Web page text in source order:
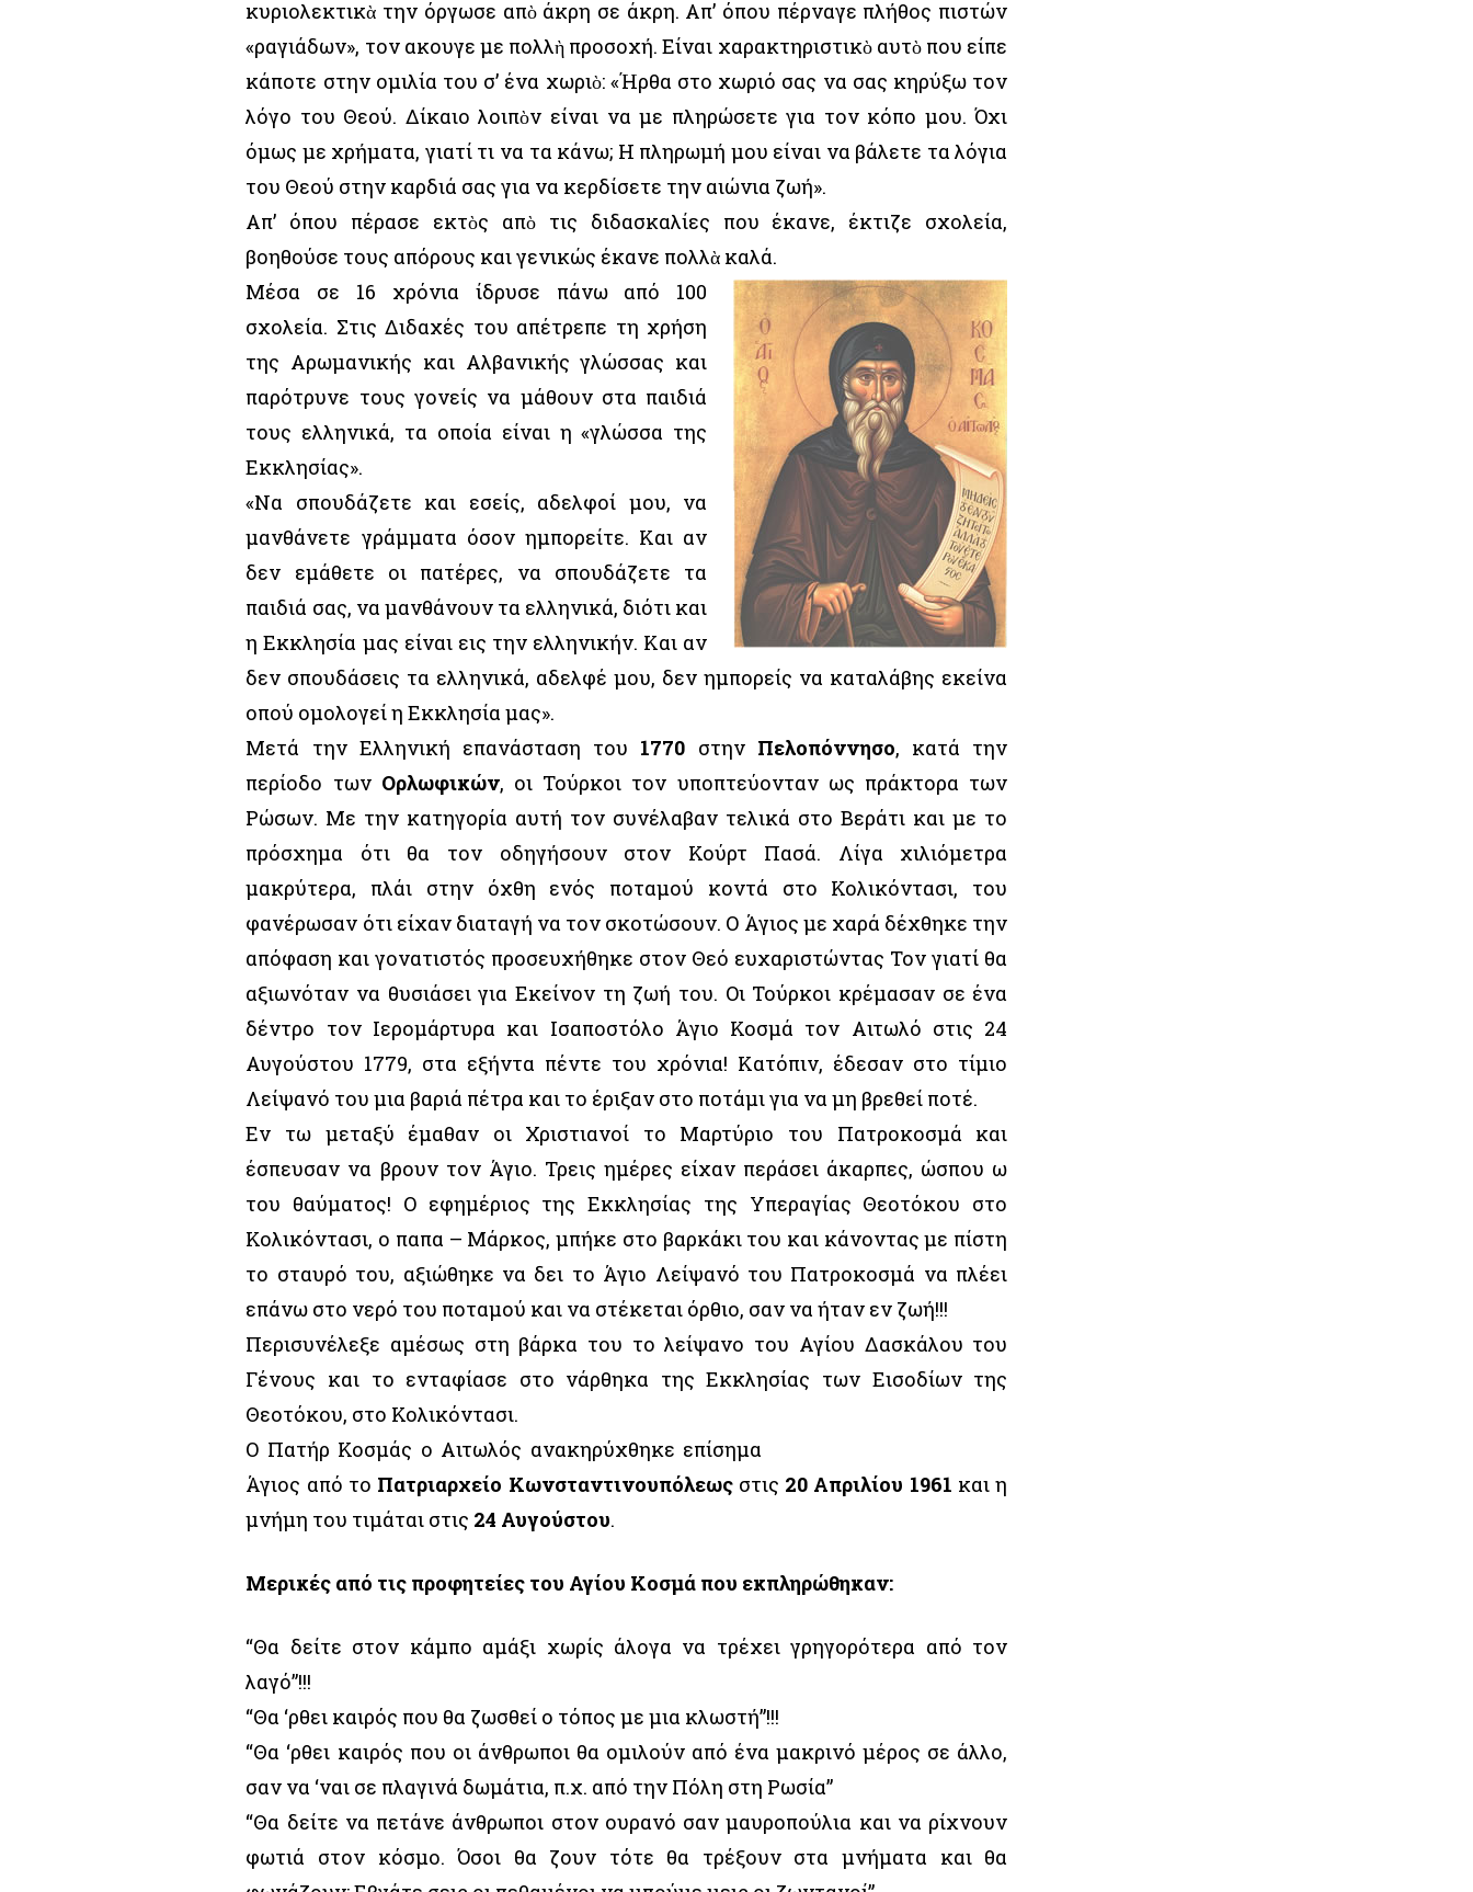
κυριολεκτικὰ την όργωσε απὸ άκρη σε άκρη. Απ’ όπου πέρναγε πλήθος πιστών
«ραγιάδων», τον ακουγε με πολλὴ προσοχή. Είναι χαρακτηριστικὸ αυτὸ που είπε
κάποτε στην ομιλία του σ’ ένα χωριὸ: «Ήρθα στο χωριό σας να σας κηρύξω τον
λόγο του Θεού. Δίκαιο λοιπὸν είναι να με πληρώσετε για τον κόπο μου. Όχι
όμως με χρήματα, γιατί τι να τα κάνω; Η πληρωμή μου είναι να βάλετε τα λόγια
του Θεού στην καρδιά σας για να κερδίσετε την αιώνια ζωή».
Απ’ όπου πέρασε εκτὸς απὸ τις διδασκαλίες που έκανε, έκτιζε σχολεία,
βοηθούσε τους απόρους και γενικώς έκανε πολλὰ καλά.
Μέσα σε 16 χρόνια ίδρυσε πάνω από 100
σχολεία. Στις Διδαχές του απέτρεπε τη χρήση
της Αρωμανικής και Αλβανικής γλώσσας και
παρότρυνε τους γονείς να μάθουν στα παιδιά
τους ελληνικά, τα οποία είναι η «γλώσσα της
Εκκλησίας».
«Να σπουδάζετε και εσείς, αδελφοί μου, να
μανθάνετε γράμματα όσον ημπορείτε. Και αν
δεν εμάθετε οι πατέρες, να σπουδάζετε τα
παιδιά σας, να μανθάνουν τα ελληνικά, διότι και
η Εκκλησία μας είναι εις την ελληνικήν. Και αν
δεν σπουδάσεις τα ελληνικά, αδελφέ μου, δεν ημπορείς να καταλάβης εκείνα
οπού ομολογεί η Εκκλησία μας».
Μετά την Ελληνική επανάσταση του 1770 στην Πελοπόννησο, κατά την
περίοδο των Ορλωφικών, οι Τούρκοι τον υποπτεύονταν ως πράκτορα των
Ρώσων. Με την κατηγορία αυτή τον συνέλαβαν τελικά στο Βεράτι και με το
πρόσχημα ότι θα τον οδηγήσουν στον Κούρτ Πασά. Λίγα χιλιόμετρα
μακρύτερα, πλάι στην όχθη ενός ποταμού κοντά στο Κολικόντασι, του
φανέρωσαν ότι είχαν διαταγή να τον σκοτώσουν. Ο Άγιος με χαρά δέχθηκε την
απόφαση και γονατιστός προσευχήθηκε στον Θεό ευχαριστώντας Τον γιατί θα
αξιωνόταν να θυσιάσει για Εκείνον τη ζωή του. Οι Τούρκοι κρέμασαν σε ένα
δέντρο τον Ιερομάρτυρα και Ισαποστόλο Άγιο Κοσμά τον Αιτωλό στις 24
Αυγούστου 1779, στα εξήντα πέντε του χρόνια! Κατόπιν, έδεσαν στο τίμιο
Λείψανό του μια βαριά πέτρα και το έριξαν στο ποτάμι για να μη βρεθεί ποτέ.
Εν τω μεταξύ έμαθαν οι Χριστιανοί το Μαρτύριο του Πατροκοσμά και
έσπευσαν να βρουν τον Άγιο. Τρεις ημέρες είχαν περάσει άκαρπες, ώσπου ω
του θαύματος! Ο εφημέριος της Εκκλησίας της Υπεραγίας Θεοτόκου στο
Κολικόντασι, ο παπα – Μάρκος, μπήκε στο βαρκάκι του και κάνοντας με πίστη
το σταυρό του, αξιώθηκε να δει το Άγιο Λείψανό του Πατροκοσμά να πλέει
επάνω στο νερό του ποταμού και να στέκεται όρθιο, σαν να ήταν εν ζωή!!!
Περισυνέλεξε αμέσως στη βάρκα του το λείψανο του Αγίου Δασκάλου του
Γένους και το ενταφίασε στο νάρθηκα της Εκκλησίας των Εισοδίων της
Θεοτόκου, στο Κολικόντασι.
Ο Πατήρ Κοσμάς ο Αιτωλός ανακηρύχθηκε επίσημα
Άγιος από το Πατριαρχείο Κωνσταντινουπόλεωςστις 20 Απριλίου 1961 και η
μνήμη του τιμάται στις 24 Αυγούστου.
Μερικές από τις προφητείες του Αγίου Κοσμά που εκπληρώθηκαν:
“Θα δείτε στον κάμπο αμάξι χωρίς άλογα να τρέχει γρηγορότερα από τον
λαγό”!!!
“Θα ‘ρθει καιρός που θα ζωσθεί ο τόπος με μια κλωστή”!!!
“Θα ‘ρθει καιρός που οι άνθρωποι θα ομιλούν από ένα μακρινό μέρος σε άλλο,
σαν να ‘ναι σε πλαγινά δωμάτια, π.χ. από την Πόλη στη Ρωσία”
“Θα δείτε να πετάνε άνθρωποι στον ουρανό σαν μαυροπούλια και να ρίχνουν
φωτιά στον κόσμο. Όσοι θα ζουν τότε θα τρέξουν στα μνήματα και θα